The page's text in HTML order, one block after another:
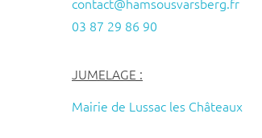
03 87 29 86 90
JUMELAGE :
Mairie de Lussac les Châteaux